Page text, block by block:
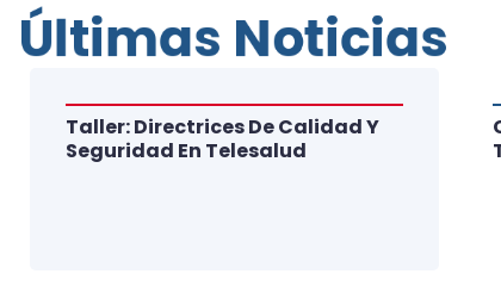
Taller: Directrices De Calidad Y
Seguridad En Telesalud
Últimas Noticias